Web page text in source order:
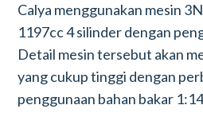
Calya menggunakan mesin
1197cc 4 silinder dengan
Detail mesin tersebut akan
yang cukup tinggi dengan
penggunaan bahan bakar